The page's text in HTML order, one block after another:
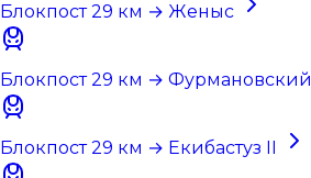
Блокпост 29 км → Женыс
Блокпост 29 км → Фурмановский
Блокпост 29 км → Екибастуз II